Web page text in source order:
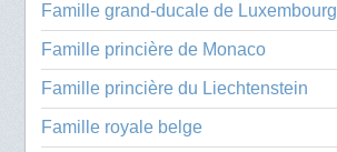
Famille grand-ducale de Luxembourg
Famille princière de Monaco
Famille princière du Liechtenstein
Famille royale belge